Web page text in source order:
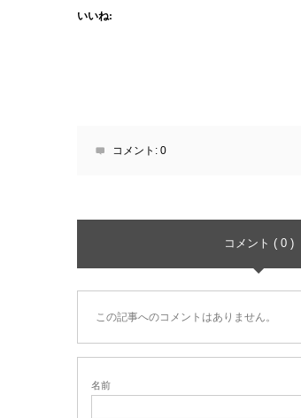
いいね:
コメント: 0
コメント ( 0 )
この記事へのコメントはありません。
名前